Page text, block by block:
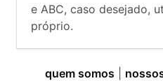
e ABC, caso desejado,
próprio.
quem somos